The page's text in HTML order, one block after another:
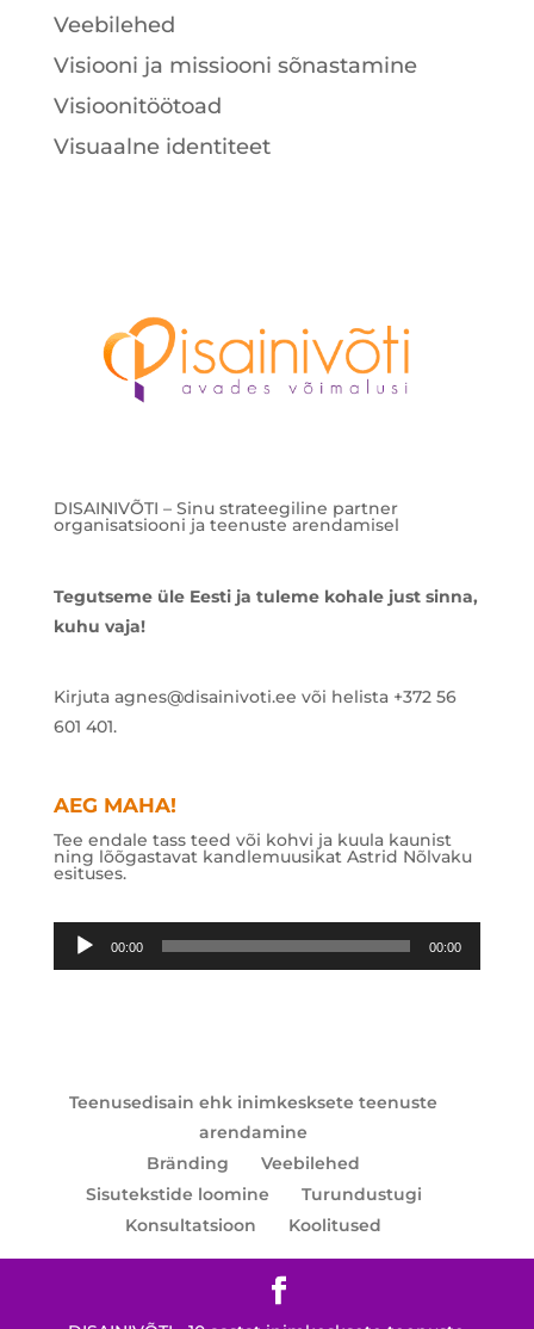
Veebilehed
Visiooni ja missiooni sõnastamine
Visioonitöötoad
Visuaalne identiteet
DISAINIVÕTI – Sinu strateegiline partner
organisatsiooni ja teenuste arendamisel
Tegutseme üle Eesti ja tuleme kohale just sinna,
kuhu vaja!
Kirjuta agnes@disainivoti.ee või helista +372 56
601 401.
AEG MAHA!
Tee endale tass teed või kohvi ja kuula kaunist
ning lõõgastavat kandlemuusikat Astrid Nõlvaku
esituses.
Audioesitaja
00:00 00:00
Teenusedisain ehk inimkesksete teenuste
arendamine
Bränding
Veebilehed
Sisutekstide loomine
Turundustugi
Konsultatsioon
Koolitused